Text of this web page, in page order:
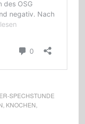
SPECHSTUNDE
KNOCHEN